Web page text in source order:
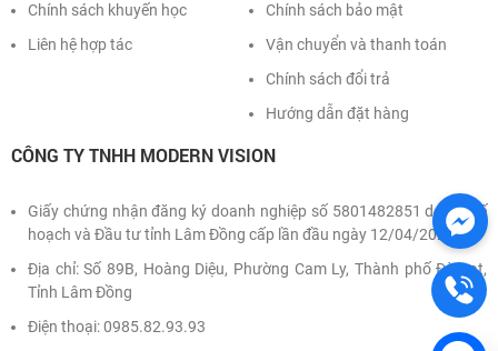
Chính sách khuyến học
Liên hệ hợp tác
Chính sách bảo mật
Vận chuyển và thanh toán
Chính sách đổi trả
Hướng dẫn đặt hàng
CÔNG TY TNHH MODERN VISION
Giấy chứng nhận đăng ký doanh nghiệp số 5801482851 do Sở Kế
hoạch và Đầu tư tỉnh Lâm Đồng cấp lần đầu ngày 12/04/2022
Địa chỉ: Số 89B, Hoàng Diệu, Phường Cam Ly, Thành phố Đà Lạt,
Tỉnh Lâm Đồng
Điện thoại: 0985.82.93.93